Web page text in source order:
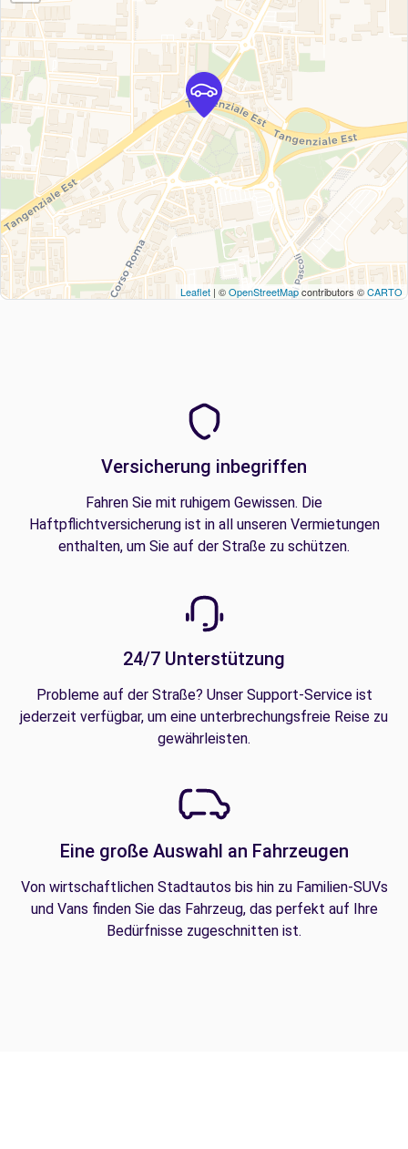
Leaflet | ©OpenStreetMapcontributors ©CARTO
Versicherung inbegriffen
Fahren Sie mit ruhigem Gewissen. Die
Haftpflichtversicherung ist in all unseren Vermietungen
enthalten, um Sie auf der Straße zu schützen.
24/7 Unterstützung
Probleme auf der Straße? Unser Support-Service ist
jederzeit verfügbar, um eine unterbrechungsfreie Reise zu
gewährleisten.
Eine große Auswahl an Fahrzeugen
Von wirtschaftlichen Stadtautos bis hin zu Familien-SUVs
und Vans finden Sie das Fahrzeug, das perfekt auf Ihre
Bedürfnisse zugeschnitten ist.